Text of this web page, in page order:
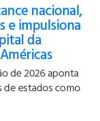
nacional,
e impulsiona
da
de 2026 aponta
estados como